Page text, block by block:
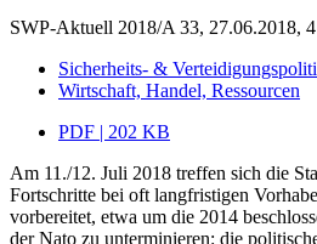
SWP-Aktuell 2018/A 33, 27.06.2018, 4
Sicherheits- &
Wirtschaft, Handel, Ressourcen
PDF | 202 KB
Am 11./12. Juli 2018 treffen sich die
Fortschritte bei oft langfristigen
vorbereitet, etwa um die 2014
der Nato zu unterminieren: die